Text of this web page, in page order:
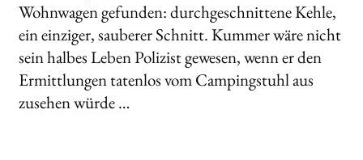
Wohnwagen gefunden: durchgeschnittene Kehle,
ein einziger, sauberer Schnitt. Kummer wäre nicht
sein halbes Leben Polizist gewesen, wenn er den
Ermittlungen tatenlos vom Campingstuhl aus
zusehen würde …